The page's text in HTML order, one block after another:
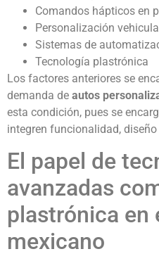
Comandos hápticos en
Personalización
Sistemas de
Tecnología plastrónica
Los factores anteriores se
demanda de autos
esta condición, pues se
integren funcionalidad, diseño
El papel de
avanzadas
plastrónica en
mexicano